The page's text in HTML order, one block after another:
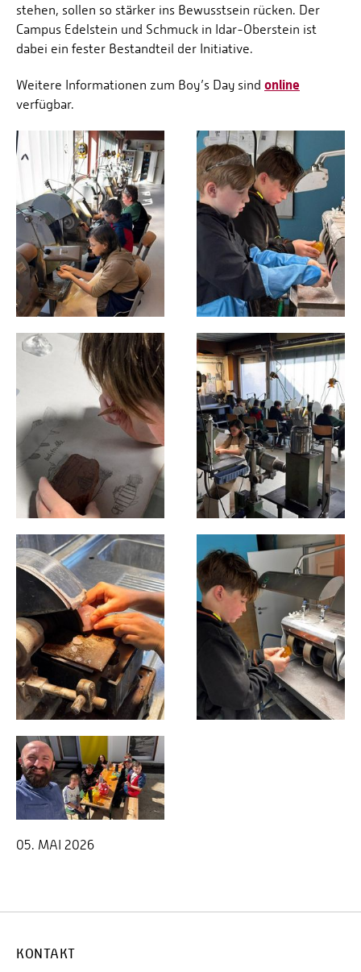
stehen, sollen so stärker ins Bewusstsein rücken. Der
Campus Edelstein und Schmuck in Idar-Oberstein ist
dabei ein fester Bestandteil der Initiative.
Weitere Informationen zum Boy’s Day sind online
verfügbar.
05. MAI 2026
KONTAKT